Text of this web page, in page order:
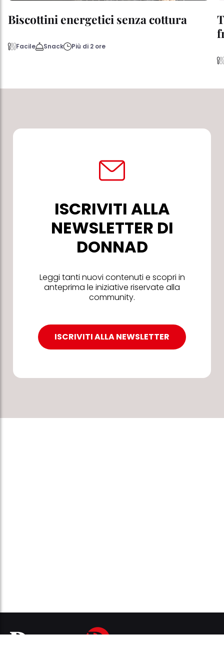
Biscottini energetici senza cottura
Facile Snack Più di 2 ore
ISCRIVITI ALLA
NEWSLETTER DI
DONNAD
Leggi tanti nuovi contenuti e scopri in
anteprima le iniziative riservate alla
community.
ISCRIVITI ALLA NEWSLETTER